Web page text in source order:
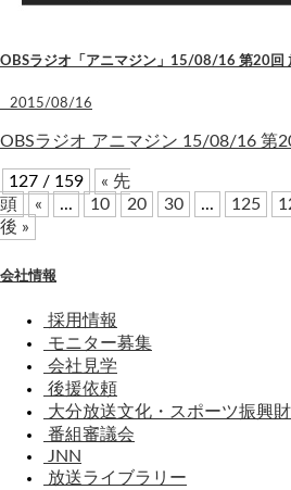
OBSラジオ「アニマジン」15/08/16 第20回
2015/08/16
OBSラジオ アニマジン 15/08/16 第
127 / 159
« 先
頭
« ... 10 20 30 ... 125
後 »
会社情報
採用情報
モニター募集
会社見学
後援依頼
大分放送文化・スポーツ振興財
番組審議会
JNN
放送ライブラリー